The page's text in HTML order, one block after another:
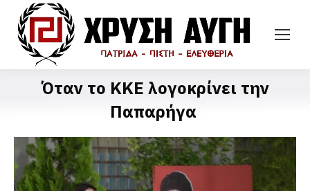
Όταν το ΚΚΕ λογοκρίνει την
Παπαρήγα